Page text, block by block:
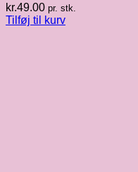
kr.49.00 pr. stk.
Tilføj til kurv